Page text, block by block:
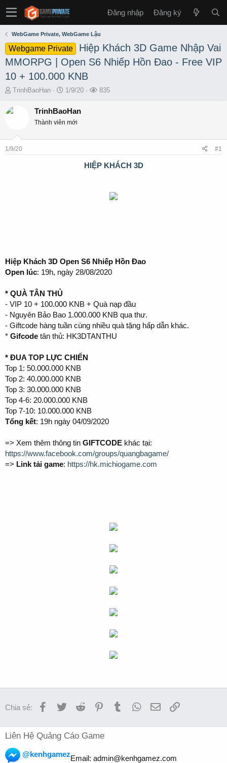
Đăng nhập Đăng ký
WebGame Private, WebGame Lậu
Webgame Private
Hiệp Khách 3D Game Nhập Vai
MMORPG | Open S6 Nhiếp Hồn Đao - Free VIP
10 + 100.000 KNB
T
r
s
TrinhBaoHan
S
a
1/9/20
L
835
TrinhBaoHan
Thành viên mới
1/9/20 #1
HIỆP KHÁCH 3D
Hiệp Khách 3D Open S6 Nhiếp Hồn Đao
Open lúc: 19h, ngày 28/08/2020
* QUÀ TÂN THỦ
- VIP 10 + 100.000 KNB + Quà nạp đầu
- Nguyên Bảo Bao 1.000.000 KNB qua thư.
- Giftcode hàng tuần cùng nhiều quà tặng hấp dẫn khác.
* Gifcode tân thủ: HK3DTANTHU
* ĐUA TOP LỰC CHIẾN
Top 1: 50.000.000 KNB
Top 2: 40.000.000 KNB
Top 3: 30.000.000 KNB
Top 4-6: 20.000.000 KNB
Top 7-10: 10.000.000 KNB
Tổng kết: 19h ngày 04/09/2020
=> Xem thêm thông tin GIFTCODE khác tại:
https://www.facebook.com/groups/quangbagame/
=> Link tải game: https://hk.michiogame.com
Chia sẻ: Facebook
TwitterReddit PinterestTumblrWhatsApp
EmailLink
Liên Hệ Quảng Cáo Game
@kenhgamezEmail: admin@kenhgamez.com